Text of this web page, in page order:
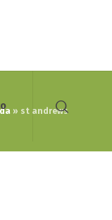
» st andrews